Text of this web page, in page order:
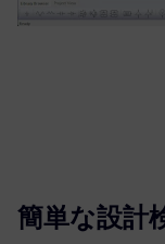
簡単な設計